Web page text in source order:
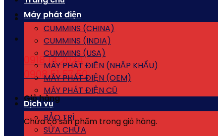
0918 14 2024
0908 51 57 50
Giỏ hàng
Chưa có sản phẩm trong giỏ hàng.
Máy phát điện
CUMMINS (CHINA)
CUMMINS (INDIA)
CUMMINS (USA)
MÁY PHÁT ĐIỆN (NHẬP KHẨU)
MÁY PHÁT ĐIỆN (OEM)
MÁY PHÁT ĐIỆN CŨ
Dịch vụ
BẢO TRÌ
SỬA CHỮA